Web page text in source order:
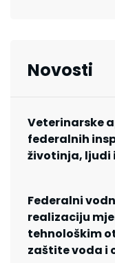
Novosti
Veterinarske
federalnih
životinja, ljudi
Federalni
realizaciju
tehnološkim
zaštite voda i